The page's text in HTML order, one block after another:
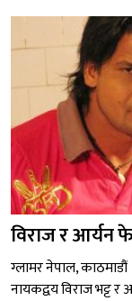
विराज र आर्यन
ग्लामर नेपाल,
नायकद्वय विराज भट्ट